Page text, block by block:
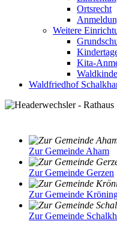
Ortsrecht
Weitere
Kita-
Waldfriedhof
Zur Gemeinde Aham
Zur Gemeinde Gerzen
Zur Gemeinde
Zur Gemeinde